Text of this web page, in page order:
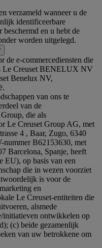
verzameld wanneer u de
identificeerbare
en u hebt de
worden uitgelegd.
de e-commercediensten die
Le Creuset BENELUX NV
Benelux NV,
van ons te
van de
die als
Le Creuset Group AG, met
4 , Baar, Zugo, 6340
B62153630, met
Barcelona, Spanje, heeft
EU), op basis van een
die in wezen voorziet
is voor de
en
Le Creuset-entiteiten die
alsmede
initiatieven ontwikkelen op
(c) beide gezamenlijk
van uw betrokkene om